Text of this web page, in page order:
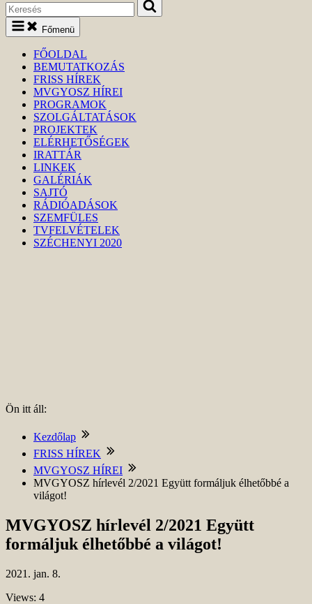
Keresés
Főmenü
FŐOLDAL
BEMUTATKOZÁS
FRISS HÍREK
MVGYOSZ HÍREI
PROGRAMOK
SZOLGÁLTATÁSOK
PROJEKTEK
ELÉRHETŐSÉGEK
IRATTÁR
LINKEK
GALÉRIÁK
SAJTÓ
RÁDIÓADÁSOK
SZEMFÜLES
TVFELVÉTELEK
SZÉCHENYI 2020
Ön itt áll:
Kezdőlap
FRISS HÍREK
MVGYOSZ HÍREI
MVGYOSZ hírlevél 2/2021 Együtt formáljuk élhetőbbé a
világot!
MVGYOSZ hírlevél 2/2021 Együtt
formáljuk élhetőbbé a világot!
2021. jan. 8.
Views: 4